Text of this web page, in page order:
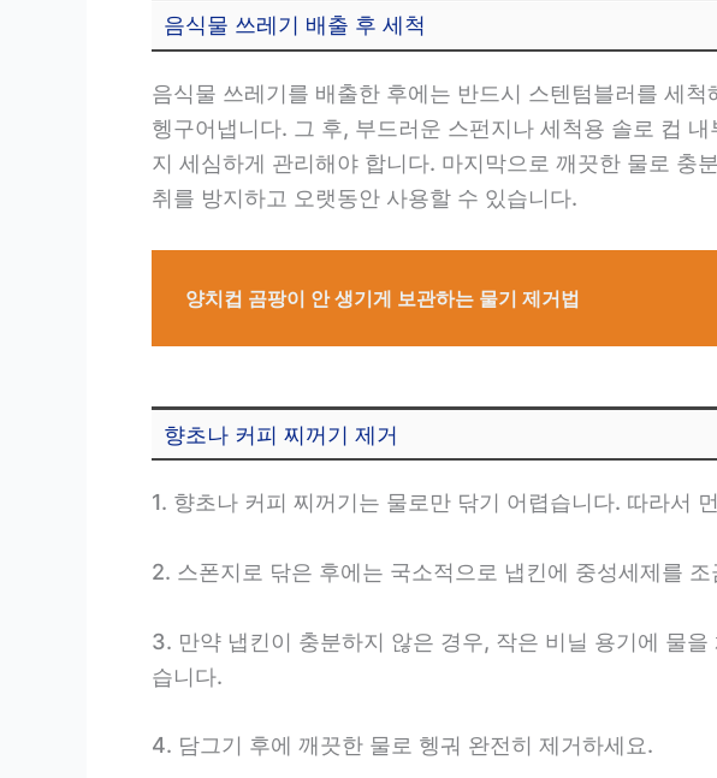
음식물 쓰레기 배출 후 세척
음식물 쓰레기를 배출한 후에는 반드시 스텐텀블러를 세
헹구어냅니다. 그 후, 부드러운 스펀지나 세척용 솔로 컵
지 세심하게 관리해야 합니다. 마지막으로 깨끗한 물로 충
취를 방지하고 오랫동안 사용할 수 있습니다.
양치컵 곰팡이 안 생기게 보관하는 물기 제거법
향초나 커피 찌꺼기 제거
1. 향초나 커피 찌꺼기는 물로만 닦기 어렵습니다. 따라서
2. 스폰지로 닦은 후에는 국소적으로 냅킨에 중성세제를
3. 만약 냅킨이 충분하지 않은 경우, 작은 비닐 용기에 물
습니다.
4. 담그기 후에 깨끗한 물로 헹궈 완전히 제거하세요.